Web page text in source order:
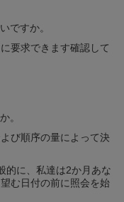
ですか。
要求できます確認して
。
び順序の量によって決
的に、私達は2か月あな
む日付の前に照会を始